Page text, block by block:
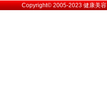
Copyright© 2005-2023健康美